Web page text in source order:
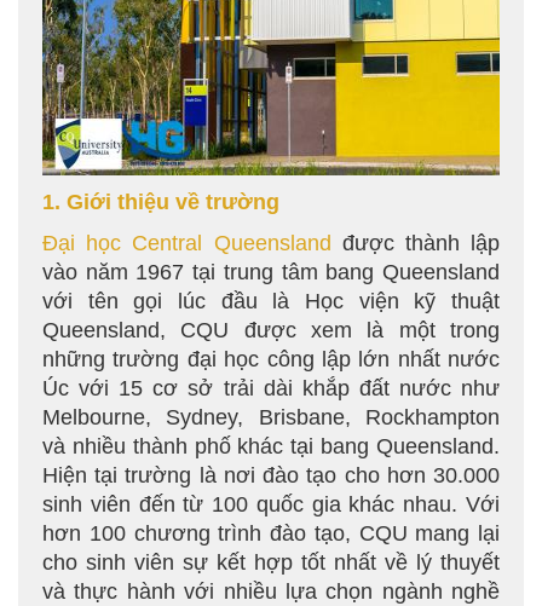
1. Giới thiệu về trường
Đại học Central Queensland được thành lập
vào năm 1967 tại trung tâm bang Queensland
với tên gọi lúc đầu là Học viện kỹ thuật
Queensland, CQU được xem là một trong
những trường đại học công lập lớn nhất nước
Úc với 15 cơ sở trải dài khắp đất nước như
Melbourne, Sydney, Brisbane, Rockhampton
và nhiều thành phố khác tại bang Queensland.
Hiện tại trường là nơi đào tạo cho hơn 30.000
sinh viên đến từ 100 quốc gia khác nhau. Với
hơn 100 chương trình đào tạo, CQU mang lại
cho sinh viên sự kết hợp tốt nhất về lý thuyết
và thực hành với nhiều lựa chọn ngành nghề